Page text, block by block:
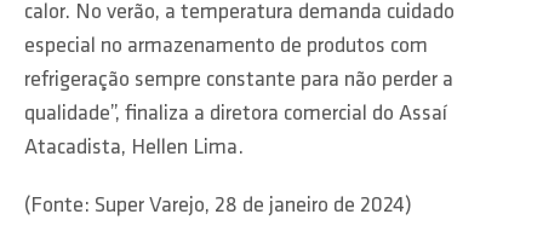
calor. No verão, a temperatura demanda cuidado
especial no armazenamento de produtos com
refrigeração sempre constante para não perder a
qualidade”, finaliza a diretora comercial do Assaí
Atacadista, Hellen Lima.
(Fonte: Super Varejo, 28 de janeiro de 2024)